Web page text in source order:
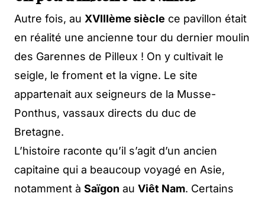
Autre fois, au XVIIIème siècle ce pavillon était
en réalité une ancienne tour du dernier moulin
des Garennes de Pilleux ! On y cultivait le
seigle, le froment et la vigne. Le site
appartenait aux seigneurs de la Musse-
Ponthus, vassaux directs du duc de
Bretagne.
L’histoire raconte qu’il s’agit d’un ancien
capitaine qui a beaucoup voyagé en Asie,
notamment à Saïgon au Viêt Nam. Certains